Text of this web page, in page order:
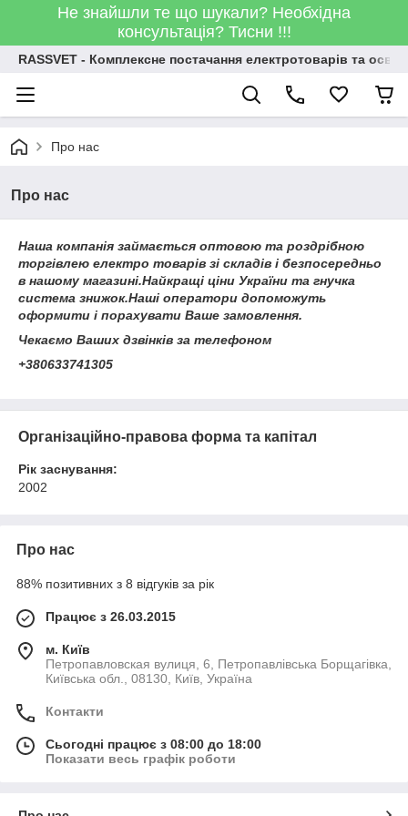
Не знайшли те що шукали? Необхідна
консультація? Тисни !!!
RASSVET - Комплексне постачання електротоварів та
Про нас
Про нас
Наша компанія займається оптовою та роздрібною
торгівлею електро товарів зі складів і безпосередньо
в нашому магазині.Найкращі ціни України та гнучка
система знижок.Наші оператори допоможуть
оформити і порахувати Ваше замовлення.
Чекаємо Ваших дзвінків за телефоном
+380633741305
Організаційно-правова форма та капітал
Рік заснування:
2002
Про нас
88% позитивних з 8 відгуків за рік
Працює з 26.03.2015
м. Київ
Петропавловская вулиця, 6, Петропавлівська Борщагівка,
Київська обл., 08130, Київ, Україна
Контакти
Сьогодні працює з 08:00 до 18:00
Показати весь графік роботи